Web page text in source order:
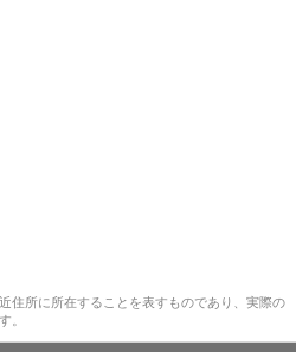
住所に所在することを表すものであり、実際の
。